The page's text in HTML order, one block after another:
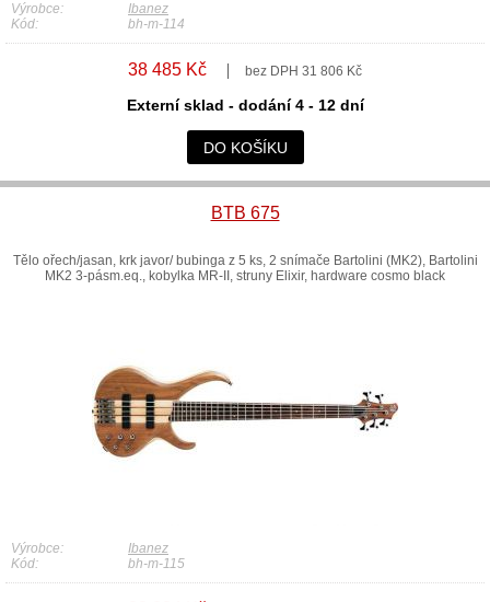
Výrobce:
Ibanez
Kód:
bh-m-114
38 485 Kč bez DPH 31 806 Kč
Externí sklad - dodání 4 - 12 dní
DO KOŠÍKU
BTB 675
Tělo ořech/jasan, krk javor/ bubinga z 5 ks, 2 snímače Bartolini (MK2), Bartolini
MK2 3-pásm.eq., kobylka MR-II, struny Elixir, hardware cosmo black
Výrobce:
Ibanez
Kód:
bh-m-115